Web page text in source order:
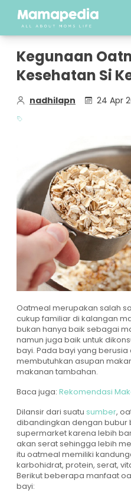
Kegunaan
Kesehatan Si
nadhilapn 24 Apr
Oatmeal merupakan salah
cukup familiar di kalangan
bukan hanya baik sebagai
namun juga baik untuk
bayi. Pada bayi yang berusia
membutuhkan asupan
makanan tambahan.
Baca juga: Rekomendasi
Dilansir dari suatu sumber,
dibandingkan dengan bubur
supermarket karena lebih
akan serat sehingga lebih
itu oatmeal memiliki
karbohidrat, protein, serat,
Berikut beberapa manfaat
bayi: